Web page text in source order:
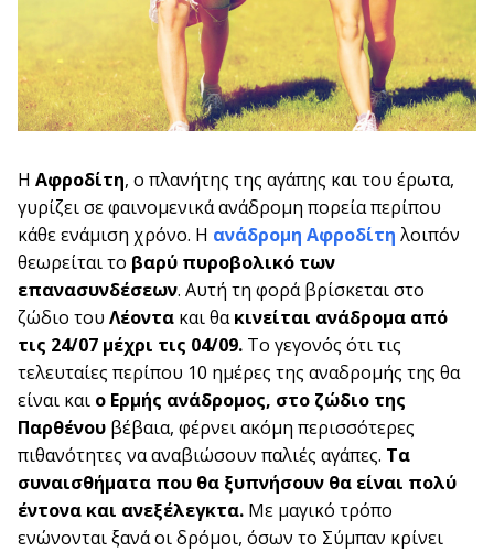
Η Αφροδίτη, ο πλανήτης της αγάπης και του έρωτα,
γυρίζει σε φαινομενικά ανάδρομη πορεία περίπου
κάθε ενάμιση χρόνο. Η ανάδρομη Αφροδίτη λοιπόν
θεωρείται το βαρύ πυροβολικό των
επανασυνδέσεων. Αυτή τη φορά βρίσκεται στο
ζώδιο του Λέοντα και θακινείται ανάδρομα από
τις 24/07 μέχρι τις 04/09. Το γεγονός ότι τις
τελευταίες περίπου 10 ημέρες της αναδρομής της θα
είναι και ο Ερμής ανάδρομος, στο ζώδιο της
Παρθένου βέβαια, φέρνει ακόμη περισσότερες
πιθανότητες να αναβιώσουν παλιές αγάπες. Τα
συναισθήματα που θα ξυπνήσουν θα είναι πολύ
έντονα και ανεξέλεγκτα. Με μαγικό τρόπο
ενώνονται ξανά οι δρόμοι, όσων το Σύμπαν κρίνει